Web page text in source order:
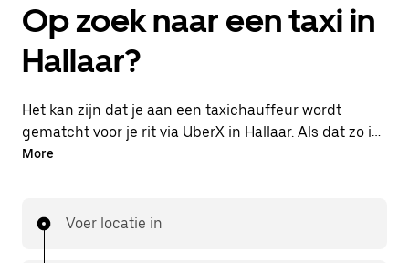
Op zoek naar een taxi in
Hallaar?
Het kan zijn dat je aan een taxichauffeur wordt
gematcht voor je rit via UberX in Hallaar. Als dat zo is,
profiteer je van dezelfde 24/7 beschikbaarheid en
More
Voer locatie in